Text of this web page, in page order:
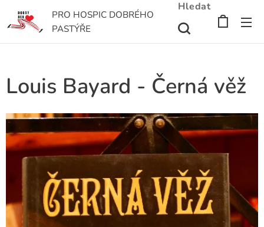
PRO HOSPIC DOBRÉHO
PASTÝŘE
Hledat
Louis Bayard - Černá věž